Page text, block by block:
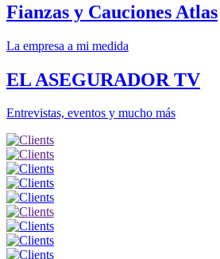
Fianzas y Cauciones Atlas
La empresa a mi medida
EL ASEGURADOR TV
Entrevistas, eventos y mucho más